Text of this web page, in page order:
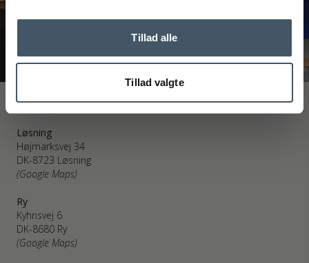
Tillad alle
Tillad valgte
Interiør A/S
Løsning
Højmarksvej 34
DK-8723 Løsning
(Google Maps)
Ry
Kyhnsvej 6
DK-8680 Ry
(Google Maps)